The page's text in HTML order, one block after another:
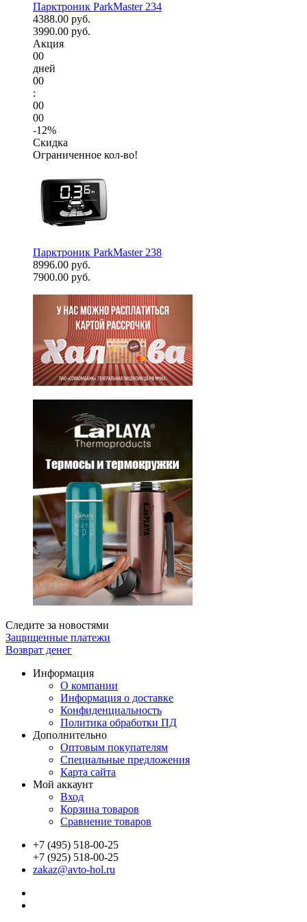
Парктроник ParkMaster 234
4388.00 руб.
3990.00 руб.
Акция
00
дней
00
:
00
00
-12%
Скидка
Ограниченное кол-во!
Парктроник ParkMaster 238
8996.00 руб.
7900.00 руб.
Следите за новостями
Защищенные платежи
Возврат денег
Информация
О компании
Информация о доставке
Конфиденциальность
Политика обработки ПД
Дополнительно
Оптовым покупателям
Специальные предложения
Карта сайта
Мой аккаунт
Вход
Корзина товаров
Сравнение товаров
+7 (495) 518-00-25
+7 (925) 518-00-25
zakaz@avto-hol.ru